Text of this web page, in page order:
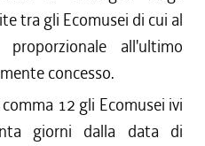
tra gli Ecomusei di cui al
all'ultimo
concesso.
12 gli Ecomusei ivi
giorni dalla data di